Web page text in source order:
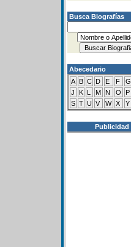
Busca Biografías
Abecedario
A B C D E F G
J
K L M N O P
S T U V W X Y
Publicidad